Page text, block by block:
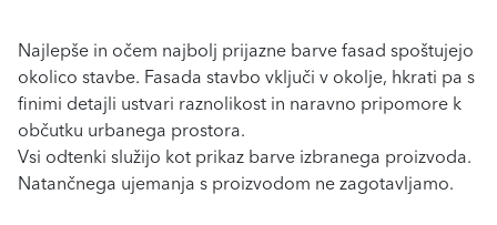
Najlepše in očem najbolj prijazne barve fasad spoštujejo
okolico stavbe. Fasada stavbo vključi v okolje, hkrati pa s
finimi detajli ustvari raznolikost in naravno pripomore k
občutku urbanega prostora.
Vsi odtenki služijo kot prikaz barve izbranega proizvoda.
Natančnega ujemanja s proizvodom ne zagotavljamo.